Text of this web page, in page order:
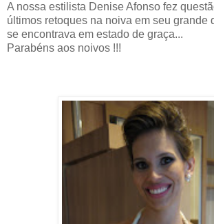
A nossa estilista Denise Afonso fez
últimos retoques na noiva em seu grande
se encontrava em estado de graça...
Parabéns aos noivos !!!